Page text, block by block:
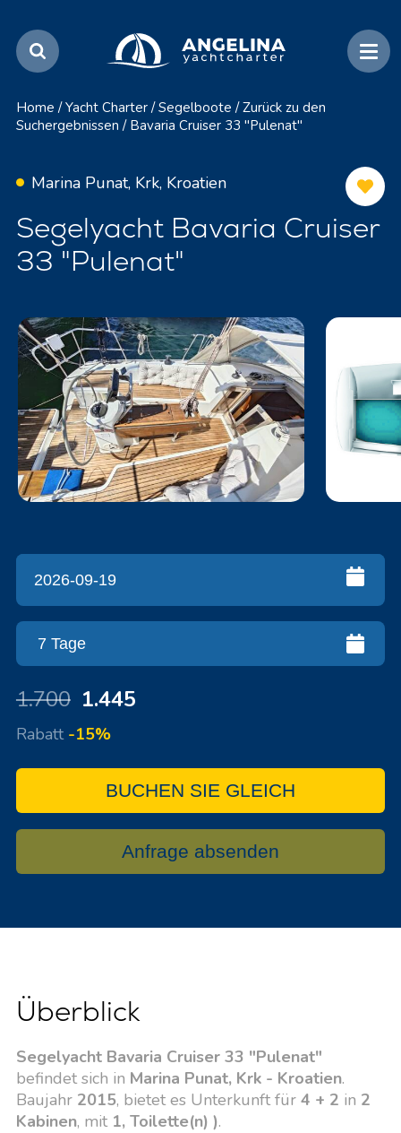
Home / Yacht Charter / Segelboote / Zurück zu den
Suchergebnissen / Bavaria Cruiser 33 "Pulenat"
Marina Punat, Krk, Kroatien
Segelyacht Bavaria Cruiser
33 "Pulenat"
1.700 1.445
Rabatt -15%
BUCHEN SIE GLEICH
Anfrage absenden
Überblick
Segelyacht Bavaria Cruiser 33 "Pulenat"
befindet sich in Marina Punat, Krk - Kroatien.
Baujahr 2015, bietet es Unterkunft für 4 + 2 in 2
Kabinen, mit 1, Toilette(n) ).